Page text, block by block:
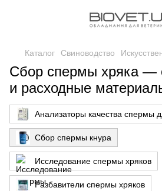
Каталог Свиноводство
Сбор спермы хряка —
и расходные
Анализаторы качества спермы
Сбор спермы кнура
Исследование спермы хряков
Разбавители спермы хряков